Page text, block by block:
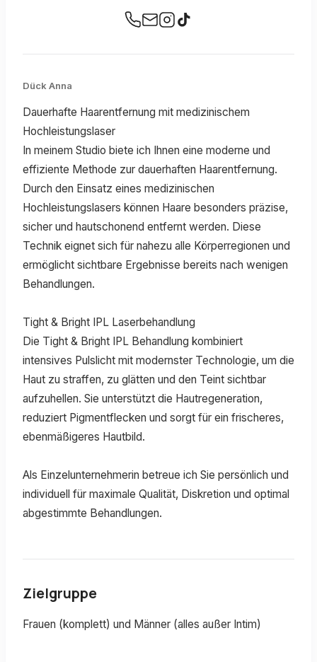
Dück Anna
Dauerhafte Haarentfernung mit medizinischem
Hochleistungslaser
In meinem Studio biete ich Ihnen eine moderne und
effiziente Methode zur dauerhaften Haarentfernung.
Durch den Einsatz eines medizinischen
Hochleistungslasers können Haare besonders präzise,
sicher und hautschonend entfernt werden. Diese
Technik eignet sich für nahezu alle Körperregionen und
ermöglicht sichtbare Ergebnisse bereits nach wenigen
Behandlungen.
Tight & Bright IPL Laserbehandlung
Die Tight & Bright IPL Behandlung kombiniert
intensives Pulslicht mit modernster Technologie, um die
Haut zu straffen, zu glätten und den Teint sichtbar
aufzuhellen. Sie unterstützt die Hautregeneration,
reduziert Pigmentflecken und sorgt für ein frischeres,
ebenmäßigeres Hautbild.
Als Einzelunternehmerin betreue ich Sie persönlich und
individuell für maximale Qualität, Diskretion und optimal
abgestimmte Behandlungen.
Zielgruppe
Frauen (komplett) und Männer (alles außer Intim)